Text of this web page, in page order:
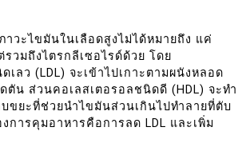
าวะไขมันในเลือดสูงไม่ได้หมายถึง แค่
รวมถึงไตรกลีเซอไรด์ด้วย โดย
เลว (LDL) จะเข้าไปเกาะตามผนังหลอด
ตัน ส่วนคอเลสเตอรอลชนิดดี (HDL) จะทำ
ขยะที่ช่วยนำไขมันส่วนเกินไปทำลายที่ตับ
การคุมอาหารคือการลด LDL และเพิ่ม